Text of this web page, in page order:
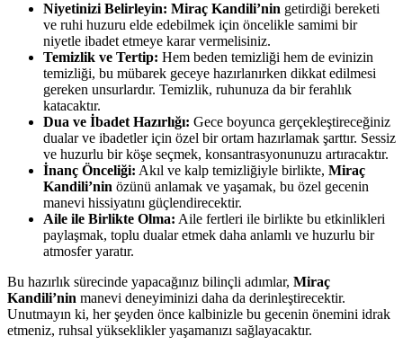
Niyetinizi Belirleyin: Miraç Kandili’nin getirdiği bereketi
ve ruhi huzuru elde edebilmek için öncelikle samimi bir
niyetle ibadet etmeye karar vermelisiniz.
Temizlik ve Tertip: Hem beden temizliği hem de evinizin
temizliği, bu mübarek geceye hazırlanırken dikkat edilmesi
gereken unsurlardır. Temizlik, ruhunuza da bir ferahlık
katacaktır.
Dua ve İbadet Hazırlığı: Gece boyunca gerçekleştireceğiniz
dualar ve ibadetler için özel bir ortam hazırlamak şarttır. Sessiz
ve huzurlu bir köşe seçmek, konsantrasyonunuzu artıracaktır.
İnanç Önceliği: Akıl ve kalp temizliğiyle birlikte, Miraç
Kandili’nin özünü anlamak ve yaşamak, bu özel gecenin
manevi hissiyatını güçlendirecektir.
Aile ile Birlikte Olma: Aile fertleri ile birlikte bu etkinlikleri
paylaşmak, toplu dualar etmek daha anlamlı ve huzurlu bir
atmosfer yaratır.
Bu hazırlık sürecinde yapacağınız bilinçli adımlar, Miraç
Kandili’nin manevi deneyiminizi daha da derinleştirecektir.
Unutmayın ki, her şeyden önce kalbinizle bu gecenin önemini idrak
etmeniz, ruhsal yükseklikler yaşamanızı sağlayacaktır.